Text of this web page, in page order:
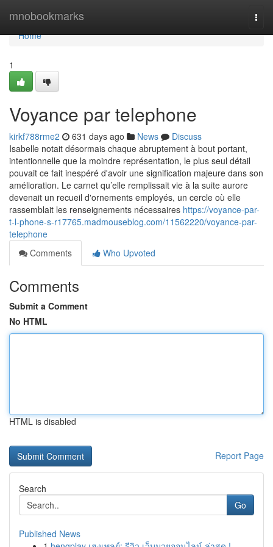
mnobookmarks
Home
Home
1
Voyance par telephone
kirkf788rme2 631 days ago News
Discuss
Isabelle notait désormais chaque abruptement à bout portant,
intentionnelle que la moindre représentation, le plus seul détail
pouvait ce fait inespéré d'avoir une signification majeure dans son
amélioration. Le carnet qu’elle remplissait vie à la suite aurore
devenait un recueil d'ornements employés, un cercle où elle
rassemblait les renseignements nécessaires https://voyance-par-
t-l-phone-s-r17765.madmouseblog.com/11562220/voyance-par-
telephone
Comments
Who Upvoted
Comments
Submit a Comment
No HTML
HTML is disabled
Report Page
Search
Go
Published News